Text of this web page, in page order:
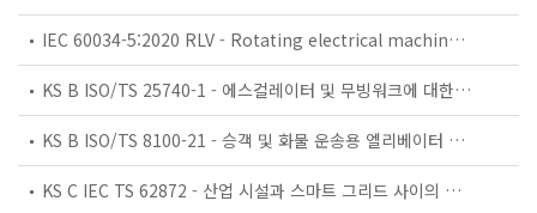
IEC 60034-5:2020 RLV - Rotating electrical machines - Part 5: Degrees of protection provided by the integral design of rotating electrical machines (IP code) - Classification
KS B ISO/TS 25740-1 - 에스컬레이터 및 무빙워크에 대한 안전요건 — 제1부: 세계공통 필수 안전요건(GESRs)
KS B ISO/TS 8100-21 - 승객 및 화물 운송용 엘리베이터 —제21부: 세계공통 필수안전요건(GESRs)을 충족하는 세계공통 안전 파라미터(GSPs)
KS C IEC TS 62872 - 산업 시설과 스마트 그리드 사이의 산업 공정 측정, 제어 및 자동화 시스템 인터페이스